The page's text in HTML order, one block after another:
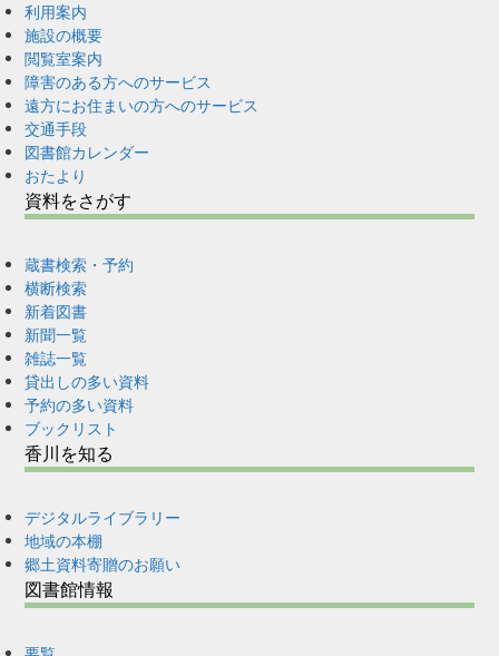
利用案内
施設の概要
閲覧室案内
障害のある方へのサービス
遠方にお住まいの方へのサービス
交通手段
図書館カレンダー
おたより
資料をさがす
蔵書検索・予約
横断検索
新着図書
新聞一覧
雑誌一覧
貸出しの多い資料
予約の多い資料
ブックリスト
香川を知る
デジタルライブラリー
地域の本棚
郷土資料寄贈のお願い
図書館情報